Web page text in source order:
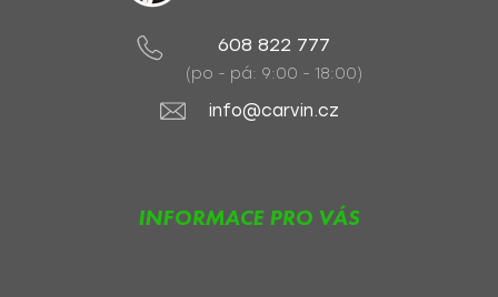
608 822 777
(po - pá: 9:00 - 18:00)
info@carvin.cz
INFORMACE PRO VÁS